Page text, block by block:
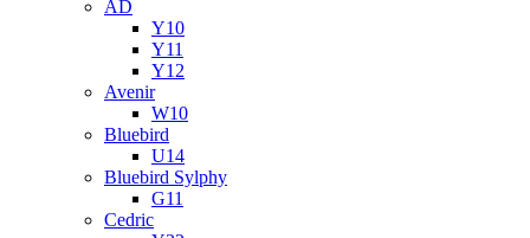
AD
Y10
Y11
Y12
Avenir
W10
Bluebird
U14
Bluebird Sylphy
G11
Cedric